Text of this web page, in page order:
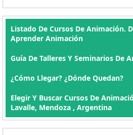
Listado De Cursos De Animación.
Aprender Animación
Guía De Talleres Y Seminarios De
¿Cómo Llegar? ¿Dónde Quedan?
Elegir Y Buscar Cursos De
Lavalle, Mendoza , Argentina